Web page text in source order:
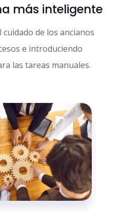
más inteligente
de los ancianos
e introduciendo
las tareas manuales.